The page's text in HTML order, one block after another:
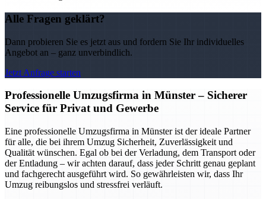
Alle Fragen geklärt?
Dann probieren Sie es jetzt aus und fordern Sie Ihr individuelles
Angebot an – ganz unverbindlich.
Jetzt Anfrage starten
Professionelle Umzugsfirma in Münster – Sicherer
Service für Privat und Gewerbe
Eine professionelle Umzugsfirma in Münster ist der ideale Partner
für alle, die bei ihrem Umzug Sicherheit, Zuverlässigkeit und
Qualität wünschen. Egal ob bei der Verladung, dem Transport oder
der Entladung – wir achten darauf, dass jeder Schritt genau geplant
und fachgerecht ausgeführt wird. So gewährleisten wir, dass Ihr
Umzug reibungslos und stressfrei verläuft.